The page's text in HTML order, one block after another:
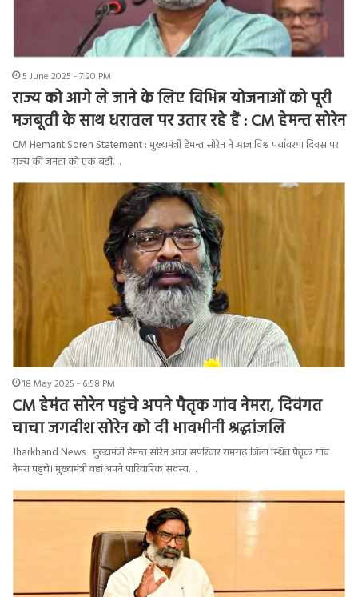
5 June 2025 - 7:20 PM
राज्य को आगे ले जाने के लिए विभिन्न योजनाओं को पूरी
मजबूती के साथ धरातल पर उतार रहे हैं : CM हेमन्त सोरेन
CM Hemant Soren Statement : मुख्यमंत्री हेमन्त सोरेन ने आज विश्व पर्यावरण दिवस पर
राज्य की जनता को एक बड़ी…
18 May 2025 - 6:58 PM
CM हेमंत सोरेन पहुंचे अपने पैतृक गांव नेमरा, दिवंगत
चाचा जगदीश सोरेन को दी भावभीनी श्रद्धांजलि
Jharkhand News : मुख्यमंत्री हेमन्त सोरेन आज सपरिवार रामगढ़ जिला स्थित पैतृक गांव
नेमरा पहुंचे। मुख्यमंत्री वहां अपने पारिवारिक सदस्य…